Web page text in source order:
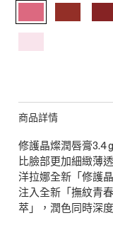
商品詳情
修護晶燦潤唇膏3.4 g
比臉部更加細緻薄
洋拉娜全新「修護
注入全新「撫紋青
萃」，潤色同時深